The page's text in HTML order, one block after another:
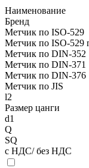
Наименование
Бренд
Метчик по ISO-529
Метчик по ISO-529
Метчик по DIN-352
Метчик по DIN-371
Метчик по DIN-376
Метчик по JIS
l2
Размер цанги
d1
Q
SQ
с НДС/ без НДС